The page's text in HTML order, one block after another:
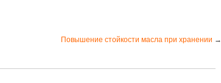
Повышение стойкости масла при хранении →